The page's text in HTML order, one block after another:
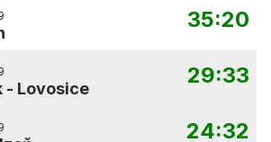
35:20
- Lovosice
29:33
24:32